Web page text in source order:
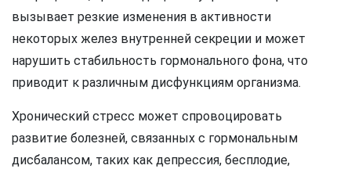
вызывает резкие изменения в активности
некоторых желез внутренней секреции и может
нарушить стабильность гормонального фона, что
приводит к различным дисфункциям организма.
Хронический стресс может спровоцировать
развитие болезней, связанных с гормональным
дисбалансом, таких как депрессия, бесплодие,